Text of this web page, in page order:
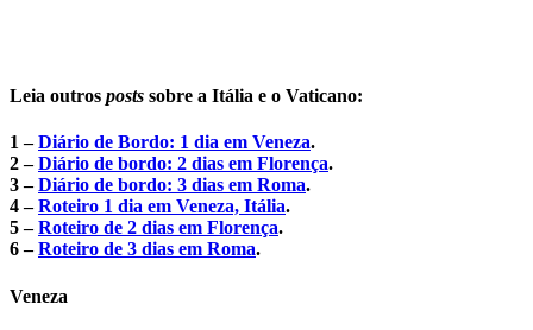
Leia outros posts sobre a Itália e o Vaticano:
1 –Diário de Bordo: 1 dia em Veneza.
2 –Diário de bordo: 2 dias em Florença.
3 –Diário de bordo: 3 dias em Roma.
4 –Roteiro 1 dia em Veneza, Itália.
5 –Roteiro de 2 dias em Florença.
6 –Roteiro de 3 dias em Roma.
Veneza